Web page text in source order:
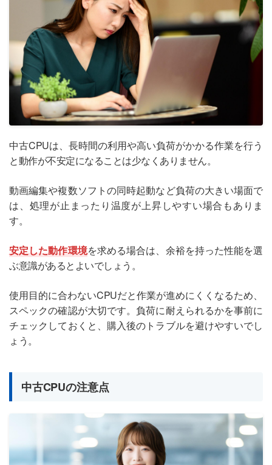
中古CPUは、長時間の利用や高い負荷がかかる作業を行う
と動作が不安定になることは少なくありません。
動画編集や複数ソフトの同時起動など負荷の大きい場面で
は、処理が止まったり温度が上昇しやすい場合もありま
す。
安定した動作環境を求める場合は、余裕を持った性能を選
ぶ意識があるとよいでしょう。
使用目的に合わないCPUだと作業が進めにくくなるため、
スペックの確認が大切です。負荷に耐えられるかを事前に
チェックしておくと、購入後のトラブルを避けやすいでし
ょう。
中古CPUの注意点